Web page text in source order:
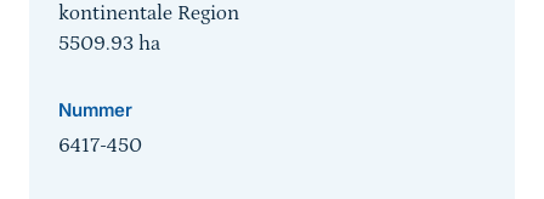
kontinentale Region
5509.93 ha
Nummer
6417-450